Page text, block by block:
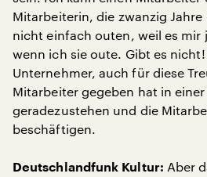
Mitarbeiterin, die zwanzig
nicht einfach outen, weil es mir
wenn ich sie oute. Gibt es
Unternehmer, auch für diese
Mitarbeiter gegeben hat in
geradezustehen und die
beschäftigen.
Deutschlandfunk Kultur: Aber